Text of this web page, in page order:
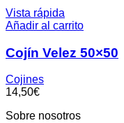
Vista rápida
Añadir al carrito
Cojín Velez 50×50
Cojines
€
Sobre nosotros